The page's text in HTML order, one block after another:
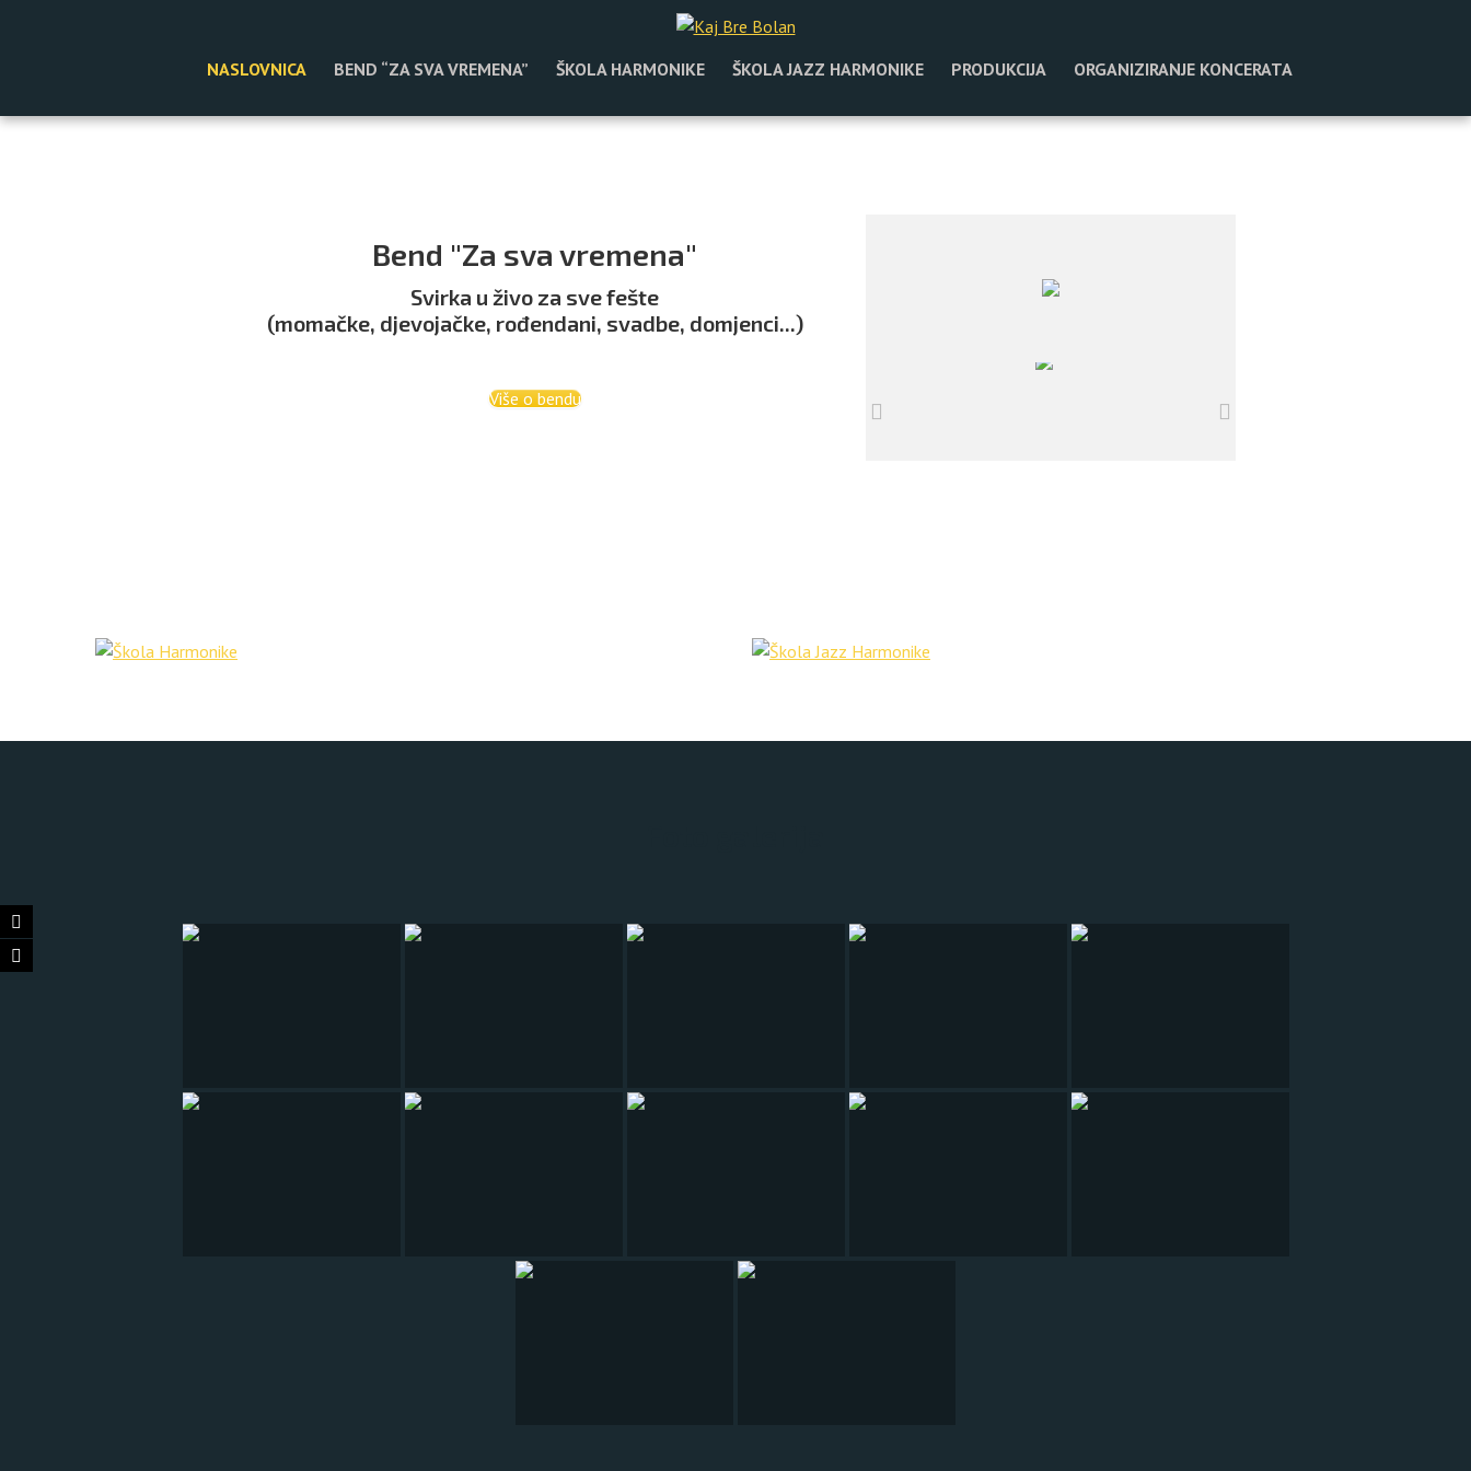
NASLOVNICA BEND “ZA SVA VREMENA” ŠKOLA HARMONIKE ŠKOLA JAZZ HARMONIKE PRODUKCIJA ORGANIZIRANJE KONCERATA
Bend "Za sva vremena"
Svirka u živo za sve fešte
(momačke, djevojačke, rođendani, svadbe, domjenci...)
Više o bendu